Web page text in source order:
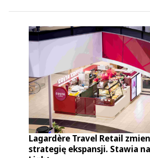
Lagardère Travel Retail
strategię ekspansji. Stawia